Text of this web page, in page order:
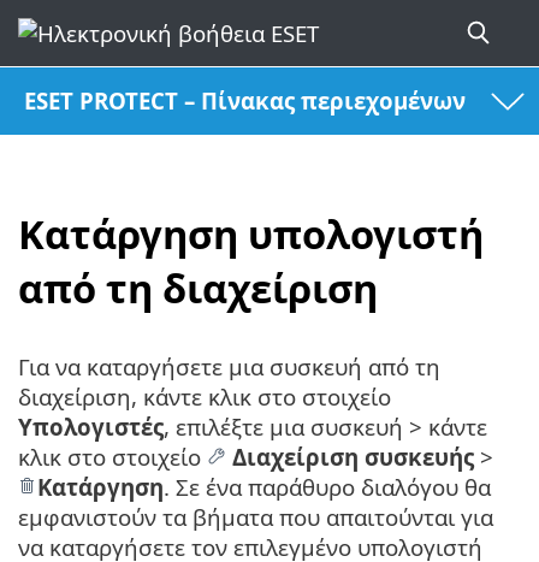
ESET PROTECT – Πίνακας περιεχομένων
Κατάργηση υπολογιστή
από τη διαχείριση
Για να καταργήσετε μια συσκευή από τη
διαχείριση, κάντε κλικ στο στοιχείο
Υπολογιστές, επιλέξτε μια συσκευή > κάντε
κλικ στο στοιχείο
Διαχείριση συσκευής >
Κατάργηση. Σε ένα παράθυρο διαλόγου θα
εμφανιστούν τα βήματα που απαιτούνται για
να καταργήσετε τον επιλεγμένο υπολογιστή